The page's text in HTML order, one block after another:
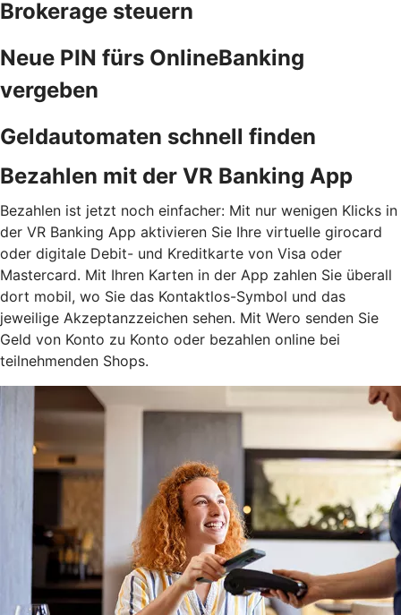
Brokerage steuern
Neue PIN fürs OnlineBanking
vergeben
Geldautomaten schnell finden
Bezahlen mit der VR Banking App
Bezahlen ist jetzt noch einfacher: Mit nur wenigen Klicks in
der VR Banking App aktivieren Sie Ihre virtuelle girocard
oder digitale Debit- und Kreditkarte von Visa oder
Mastercard. Mit Ihren Karten in der App zahlen Sie überall
dort mobil, wo Sie das Kontaktlos-Symbol und das
jeweilige Akzeptanzzeichen sehen. Mit Wero senden Sie
Geld von Konto zu Konto oder bezahlen online bei
teilnehmenden Shops.